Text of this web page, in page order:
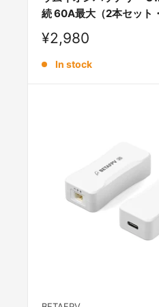
続 60A最大（2本セット
Sale
price
¥2,980
In stock